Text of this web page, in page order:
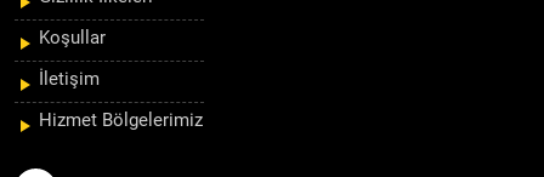
Koşullar
İletişim
Hizmet Bölgelerimiz